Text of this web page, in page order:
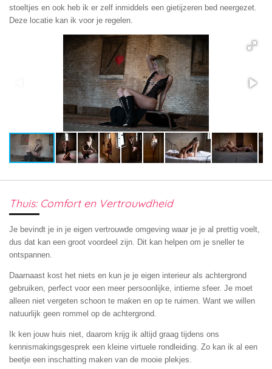
stoeltjes en ook heb ik er zelf inmiddels een gietijzeren bed neergezet.
Deze locatie kan ik voor je regelen.
Thuis: Comfort en Vertrouwdheid
Je bevindt je in je eigen vertrouwde omgeving waar je je al prettig voelt,
dus dat kan een groot voordeel zijn. Dit kan helpen om je sneller te
ontspannen.
Daarnaast kost het niets en kun je je eigen interieur als achtergrond
gebruiken, perfect voor een meer persoonlijke, intieme sfeer. Je moet
alleen niet vergeten schoon te maken en op te ruimen. Want we willen
natuurlijk geen rommel op de achtergrond.
Ik ken jouw huis niet, daarom krijg ik altijd graag tijdens ons
kennismakingsgesprek een kleine virtuele rondleiding. Zo kan ik al een
beetje een inschatting maken van de mooie plekjes.